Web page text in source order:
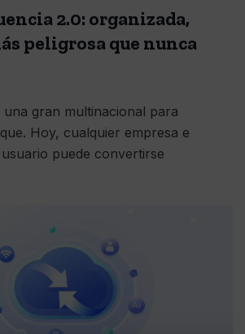
2.0: organizada,
peligrosa que nunca
gran multinacional para
Hoy, cualquier empresa e
puede convertirse